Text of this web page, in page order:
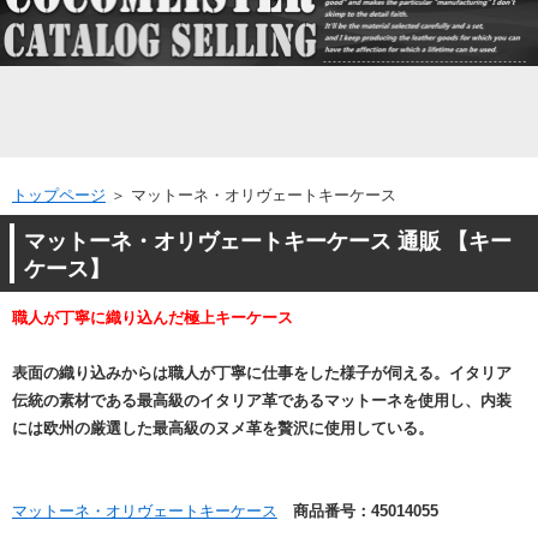
トップページ ＞ マットーネ・オリヴェートキーケース
マットーネ・オリヴェートキーケース 通販 【キー
ケース】
職人が丁寧に織り込んだ極上キーケース
表面の織り込みからは職人が丁寧に仕事をした様子が伺える。イタリア
伝統の素材である最高級のイタリア革であるマットーネを使用し、内装
には欧州の厳選した最高級のヌメ革を贅沢に使用している。
マットーネ・オリヴェートキーケース 商品番号：45014055